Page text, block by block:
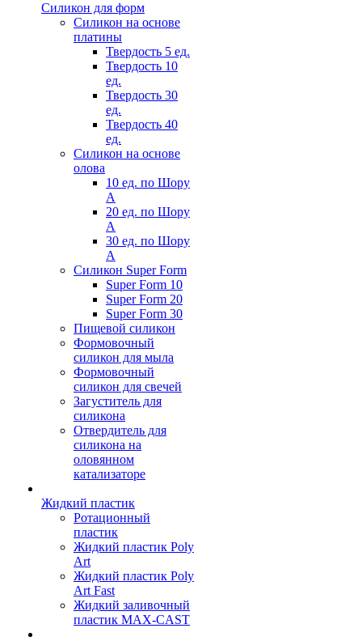
Силикон для форм
Силикон на основе
платины
Твердость 5 ед.
Твердость 10
ед.
Твердость 30
ед.
Твердость 40
ед.
Силикон на основе
олова
10 ед. по Шору
А
20 ед. по Шору
А
30 ед. по Шору
А
Силикон Super Form
Super Form 10
Super Form 20
Super Form 30
Пищевой силикон
Формовочный
силикон для мыла
Формовочный
силикон для свечей
Загуститель для
силикона
Отвердитель для
силикона на
оловянном
катализаторе
Жидкий пластик
Ротационный
пластик
Жидкий пластик Poly
Art
Жидкий пластик Poly
Art Fast
Жидкий заливочный
пластик MAX-CAST